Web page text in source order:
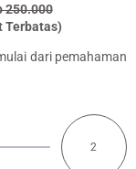
250.000
Terbatas)
dari pemahaman
2